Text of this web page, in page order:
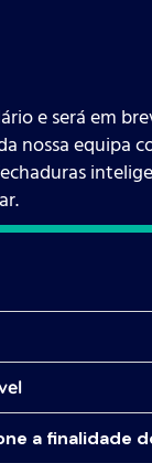
e será em
nossa equipa